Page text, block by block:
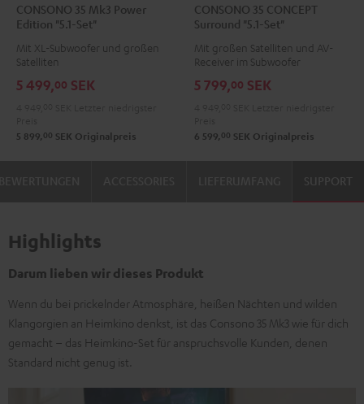
35
Mk3
Power
"5.1-
Schwarz
35
Mk3
Power
"5.1-
Weiß
CONSONO 35 Mk3 Power
Edition "5.1-Set"
Mit XL-Subwoofer und großen
Satelliten
5 499,00 SEK
5 899, 00 SEK Originalpreis
35
CONCEPT
Surround
Set"
35
CONCEPT
Surround
Set"
CONSONO 35 CONCEPT
Surround "5.1-Set"
Mit großen Satelliten und AV-
Receiver im Subwoofer
5 799,00 SEK
6 599, 00 SEK Originalpreis
SUPPORT
Highlights
Darum lieben wir dieses Produkt
Wenn du bei prickelnder Atmosphäre, heißen Nächten und wilden
Klangorgien an Heimkino denkst, ist das Consono 35 Mk3 wie für dich
gemacht – das Heimkino-Set für anspruchsvolle Kunden, denen
Standard nicht genug ist.